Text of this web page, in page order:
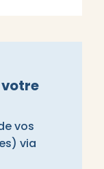
vos
via